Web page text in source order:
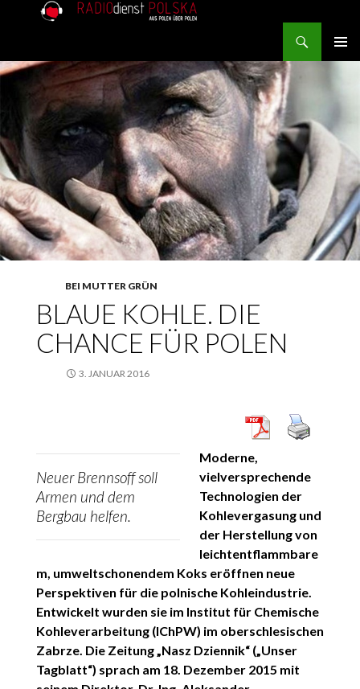
BEI MUTTER GRÜN
BLAUE KOHLE. DIE
CHANCE FÜR POLEN
3. JANUAR 2016
Neuer Brennsoff soll
Armen und dem
Bergbau helfen.
Moderne,
vielversprechende
Technologien der
Kohlevergasung und
der Herstellung von
leichtentflammbare
m, umweltschonendem Koks eröffnen neue
Perspektiven für die polnische Kohleindustrie.
Entwickelt wurden sie im Institut für Chemische
Kohleverarbeitung (IChPW) im oberschlesischen
Zabrze. Die Zeitung „Nasz Dziennik“ („Unser
Tagblatt“) sprach am 18. Dezember 2015 mit